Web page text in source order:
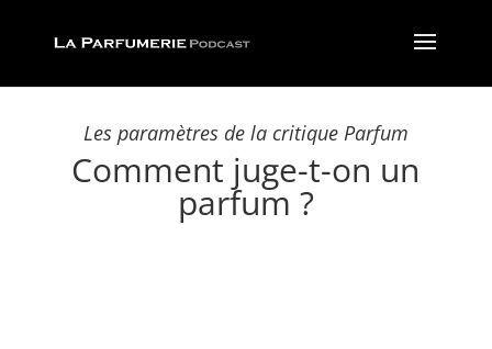
Les paramètres de la critique Parfum
Comment juge-t-on un
parfum ?